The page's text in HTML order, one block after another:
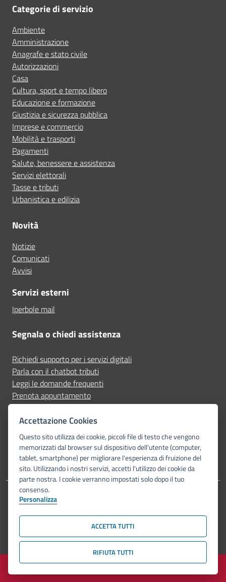
Categorie di servizio
Ambiente
Amministrazione
Anagrafe e stato civile
Autorizzazioni
Casa
Cultura, sport e tempo libero
Educazione e formazione
Giustizia e sicurezza pubblica
Imprese e commercio
Mobilità e trasporti
Pagamenti
Salute, benessere e assistenza
Servizi elettorali
Tasse e tributi
Urbanistica e edilizia
Novità
Notizie
Comunicati
Avvisi
Servizi esterni
Iperbole mail
Segnala o chiedi assistenza
Richiedi supporto per i servizi digitali
Parla con il chatbot tributi
Leggi le domande frequenti
Prenota appuntamento
Segnala disservizio
Seguici su
Dichiarazione di accessibilità
Piano di miglioramento del sito Mappa del sito
© Comune di Bologna 2026. Tutti i diritti riservati.
Accettazione Cookies
Questo sito utilizza dei cookie, piccoli file di testo che vengono
memorizzati dal browser sul dispositivo dell'utente (computer,
tablet, smartphone) per migliorare l'esperienza di fruizione del
sito. Utilizzando i nostri servizi, accetti l'utilizzo dei cookie da
parte nostra. I cookie verranno impostati solo dopo il tuo
consenso.
Personalizza
ACCETTA TUTTI
RIFIUTA TUTTI